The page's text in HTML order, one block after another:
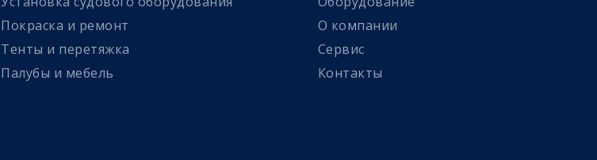
Покраска и ремонт
Тенты и перетяжка
Палубы и мебель
О компании
Сервис
Контакты